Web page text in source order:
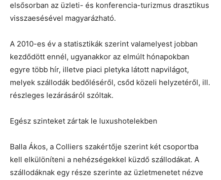
elsősorban az üzleti- és konferencia-turizmus drasztikus
visszaesésével magyarázható.
A 2010-es év a statisztikák szerint valamelyest jobban
kezdődött ennél, ugyanakkor az elmúlt hónapokban
egyre több hír, illetve piaci pletyka látott napvilágot,
melyek szállodák bedőléséről, csőd közeli helyzetéről, ill.
részleges lezárásáról szóltak.
Egész szinteket zártak le luxushotelekben
Balla Ákos, a Colliers szakértője szerint két csoportba
kell elkülöníteni a nehézségekkel küzdő szállodákat. A
szállodáknak egy része szerinte az üzletmenetet nézve